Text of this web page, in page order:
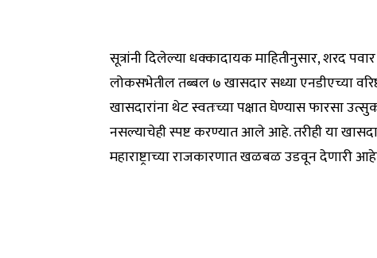
सूत्रांनी दिलेल्या धक्कादायक माहितीनुसार, शरद पवार
लोकसभेतील तब्बल ७ खासदार सध्या एनडीएच्या
खासदारांना थेट स्वतःच्या पक्षात घेण्यास फारसा
नसल्याचेही स्पष्ट करण्यात आले आहे. तरीही या
महाराष्ट्राच्या राजकारणात खळबळ उडवून देणारी